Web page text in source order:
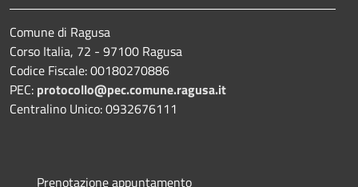
Comune di Ragusa
Corso Italia, 72 - 97100 Ragusa
Codice Fiscale: 00180270886
PEC: protocollo@pec.comune.ragusa.it
Centralino Unico: 0932676111
Prenotazione appuntamento